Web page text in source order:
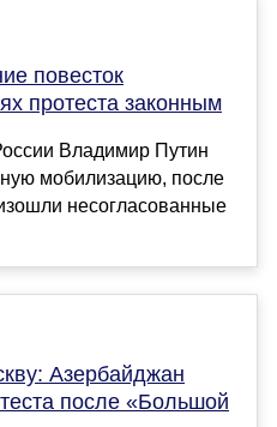
повесток
протеста законным
Владимир Путин
мобилизацию, после
несогласованные
Азербайджан
после «Большой